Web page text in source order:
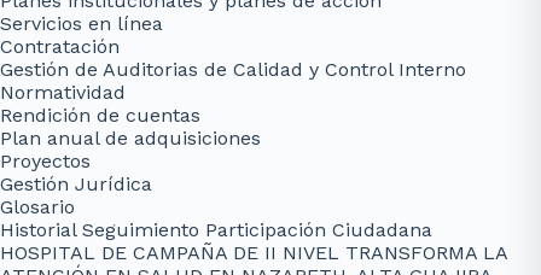
Servicios en línea
Contratación
Gestión de Auditorias de Calidad y Control Interno
Normatividad
Rendición de cuentas
Plan anual de adquisiciones
Proyectos
Gestión Jurídica
Glosario
Historial Seguimiento Participación Ciudadana
HOSPITAL DE CAMPAÑA DE II NIVEL TRANSFORMA LA